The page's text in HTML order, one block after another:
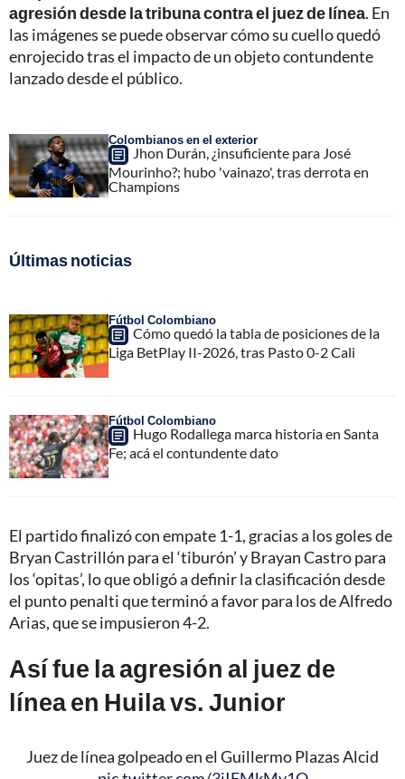
agresión desde la tribuna contra el juez de línea. En
las imágenes se puede observar cómo su cuello quedó
enrojecido tras el impacto de un objeto contundente
lanzado desde el público.
Colombianos en el exterior
Jhon Durán, ¿insuficiente para José
Mourinho?; hubo 'vainazo', tras derrota en
Champions
Últimas noticias
Fútbol Colombiano
Cómo quedó la tabla de posiciones de la
Liga BetPlay II-2026, tras Pasto 0-2 Cali
Fútbol Colombiano
Hugo Rodallega marca historia en Santa
Fe; acá el contundente dato
El partido finalizó con empate 1-1, gracias a los goles de
Bryan Castrillón para el ‘tiburón’ y Brayan Castro para
los ‘opitas’, lo que obligó a definir la clasificación desde
el punto penalti que terminó a favor para los de Alfredo
Arias, que se impusieron 4-2.
Así fue la agresión al juez de
línea en Huila vs. Junior
Juez de línea golpeado en el Guillermo Plazas Alcid